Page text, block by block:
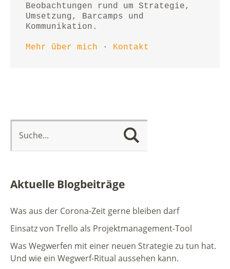
Beobachtungen rund um Strategie,
Umsetzung, Barcamps und
Kommunikation.
Mehr über mich · Kontakt
Aktuelle Blogbeiträge
Was aus der Corona-Zeit gerne bleiben darf
Einsatz von Trello als Projektmanagement-Tool
Was Wegwerfen mit einer neuen Strategie zu tun hat.
Und wie ein Wegwerf-Ritual aussehen kann.